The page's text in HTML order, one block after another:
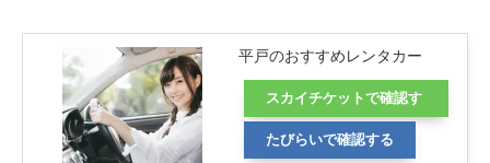
平戸のおすすめレンタカー
スカイチケットで確認す
る
たびらいで確認する